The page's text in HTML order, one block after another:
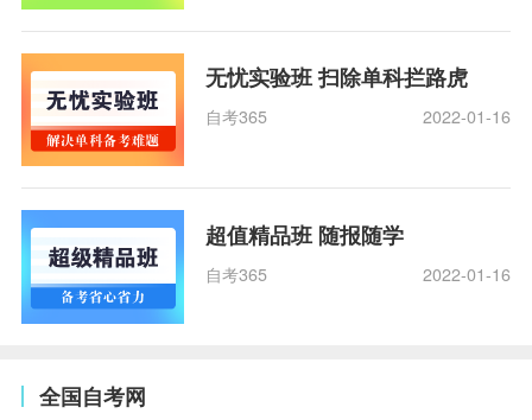
无忧实验班 扫除单科拦路虎
自考365 2022-01-16
超值精品班 随报随学
自考365 2022-01-16
全国自考网